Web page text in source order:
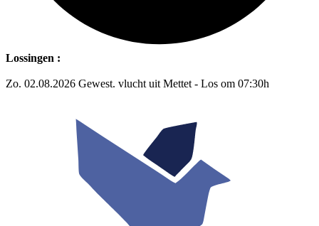
Lossingen :
Zo. 02.08.2026 Gewest. vlucht uit Mettet - Los om 07:30h